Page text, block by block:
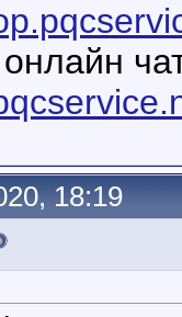
18:19